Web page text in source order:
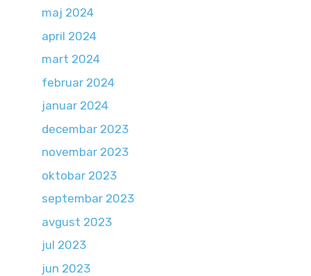
maj 2024
april 2024
mart 2024
februar 2024
januar 2024
decembar 2023
novembar 2023
oktobar 2023
septembar 2023
avgust 2023
jul 2023
jun 2023